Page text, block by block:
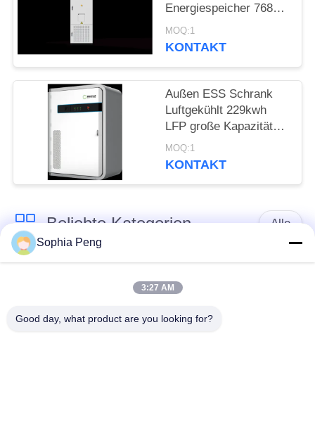
Energiespeicher 768V
280Ah System für
Solar-PV
MOQ:1
KONTAKT
Außen ESS Schrank
Luftgekühlt 229kwh
LFP große Kapazität
für Park Energie
speichern und Back-
MOQ:1
KONTAKT
Beliebte Kategorien Alle
Systeme
Sophia Peng
3:27 AM
Good day, what product are you looking for?